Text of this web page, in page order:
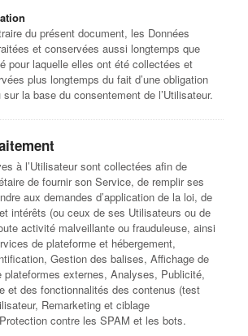
du présent document, les Données
et conservées aussi longtemps que
pour laquelle elles ont été collectées et
plus longtemps du fait d’une obligation
la base du consentement de l’Utilisateur.
à l’Utilisateur sont collectées afin de
de fournir son Service, de remplir ses
aux demandes d’application de la loi, de
intérêts (ou ceux de ses Utilisateurs ou de
activité malveillante ou frauduleuse, ainsi
de plateforme et hébergement,
Gestion des balises, Affichage de
plateformes externes, Analyses, Publicité,
et des fonctionnalités des contenus (test
Remarketing et ciblage
contre les SPAM et les bots.